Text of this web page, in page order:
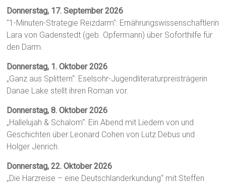
Donnerstag, 17. September 2026
"1-Minuten-Strategie Reizdarm": Ernährungswissenschaftlerin
Lara von Gadenstedt (geb. Opfermann) über Soforthilfe für
den Darm.
Donnerstag, 1. Oktober 2026
„Ganz aus Splittern“: Eselsohr-Jugendliteraturpreisträgerin
Danae Lake stellt ihren Roman vor.
Donnerstag, 8. Oktober 2026
„Hallelujah & Schalom“: Ein Abend mit Liedern von und
Geschichten über Leonard Cohen von Lutz Debus und
Holger Jenrich.
Donnerstag, 22. Oktober 2026
„Die Harzreise – eine Deutschlanderkundung“ mit Steffen